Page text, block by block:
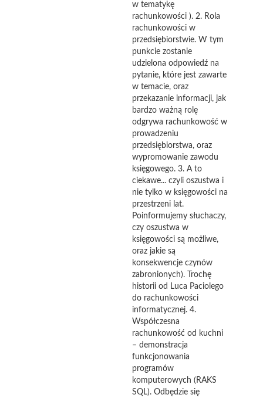
w tematykę
rachunkowości ). 2. Rola
rachunkowości w
przedsiębiorstwie. W tym
punkcie zostanie
udzielona odpowiedź na
pytanie, które jest zawarte
w temacie, oraz
przekazanie informacji, jak
bardzo ważną rolę
odgrywa rachunkowość w
prowadzeniu
przedsiębiorstwa, oraz
wypromowanie zawodu
księgowego. 3. A to
ciekawe... czyli oszustwa i
nie tylko w księgowości na
przestrzeni lat.
Poinformujemy słuchaczy,
czy oszustwa w
księgowości są możliwe,
oraz jakie są
konsekwencje czynów
zabronionych). Trochę
historii od Luca Paciolego
do rachunkowości
informatycznej. 4.
Współczesna
rachunkowość od kuchni
– demonstracja
funkcjonowania
programów
komputerowych (RAKS
SQL). Odbędzie się